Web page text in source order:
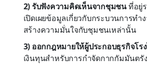
2) รับฟังความคิดเห็นจากชุมชนที่อยู่ร
เปิดเผยข้อมูลเกี่ยวกับกระบวนการทำ
สร้างความมั่นใจกับชุมชนเหล่านั้น
3) ออกกฎหมายให้ผู้ประกอบธุรกิจโร
เงินทุนสำหรับการกำจัดกากกัมมันตรั